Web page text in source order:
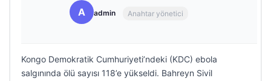
A admin Anahtar yönetici
Kongo Demokratik Cumhuriyeti’ndeki (KDC) ebola
salgınında ölü sayısı 118’e yükseldi. Bahreyn Sivil